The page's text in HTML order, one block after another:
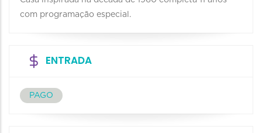
com programação especial.
ENTRADA
PAGO